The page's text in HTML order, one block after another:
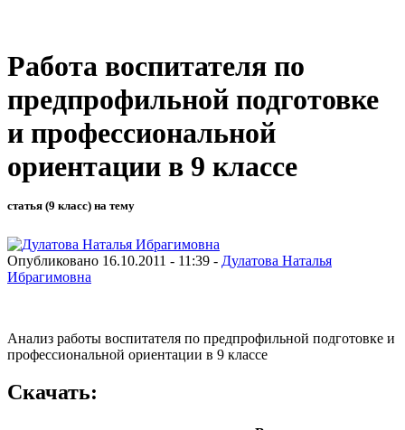
Работа воспитателя по
предпрофильной подготовке
и профессиональной
ориентации в 9 классе
статья (9 класс) на тему
Опубликовано 16.10.2011 - 11:39 - Дулатова Наталья
Ибрагимовна
Анализ работы воспитателя по предпрофильной подготовке и
профессиональной ориентации в 9 классе
Скачать: